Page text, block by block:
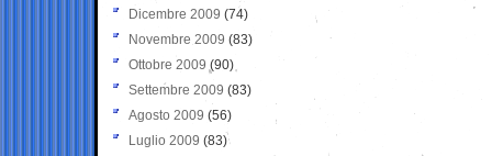
Dicembre 2009 (74)
Novembre 2009 (83)
Ottobre 2009 (90)
Settembre 2009 (83)
Agosto 2009 (56)
Luglio 2009 (83)